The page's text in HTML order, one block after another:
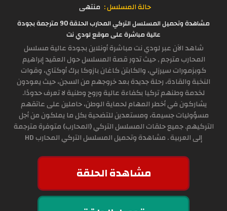
حالة المسلسل : منتهى
مشاهدة وتحميل المسلسل التركي المحارب الحلقة 90 مترجمة بجودة
عالية مباشرة على موقع لودي نت
شاهد الآن عبر لودي نت مباشرة أونلاين بجودة عالية مسلسل
المحارب مترجم , حيث تدور قصة المسلسل حول العقيد إبراهيم
كوبزمورات سيرزلي، والكابتن كاغان بازوكا برك أوكتاي، وقوات
النخبة والقادة، رحلة جديدة بعد خروجهم من السجن، حيث يعودون
لخدمة وطنهم تركيا بكفاءة عالية وروح وطنية لا تعرف حدودًا.
يشاركون في أخطر المهام لحماية الوطن، حاملين على عاتقهم
مسؤوليات جسيمة، ومستعدين للتضحية بكل ما يملكون من أجل
التركيهم. جميع حلقات المسلسل التركي (المحارب) متوفرة مترجمة
إلى العربية . مشاهدة وتحميل المسلسل التركي المحارب HD
مشاهدة الحلقة